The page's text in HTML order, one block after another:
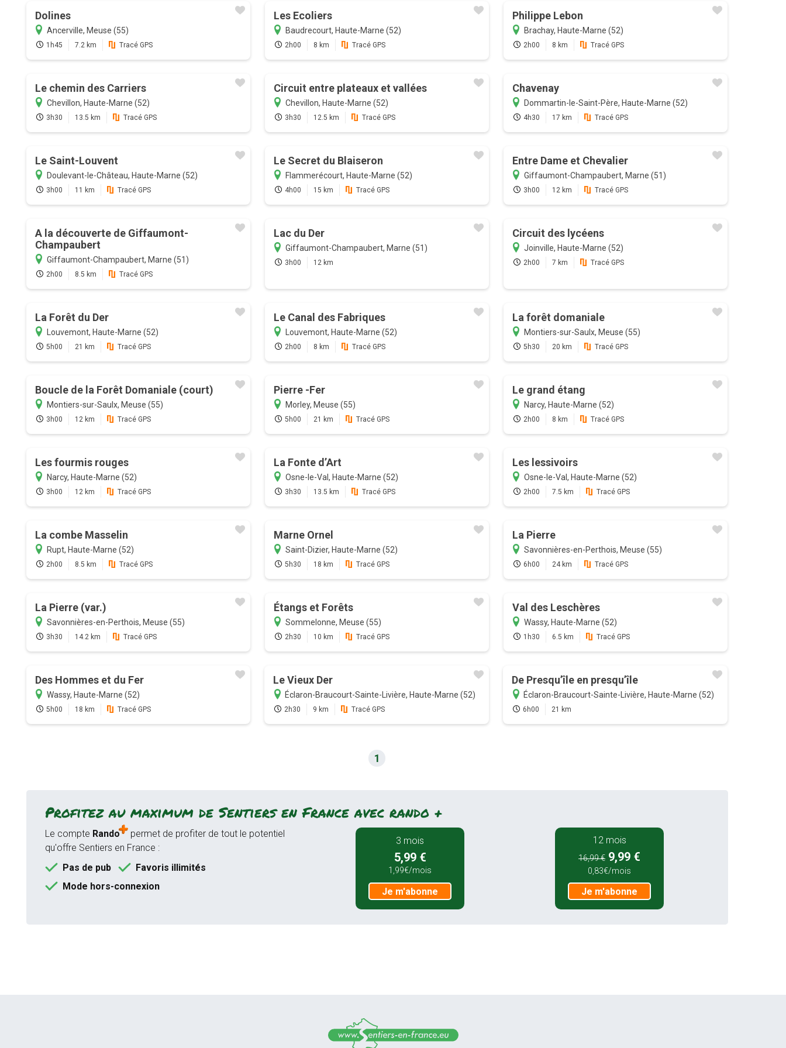
Dolines
Ancerville, Meuse (55)
1h45 7.2 km Tracé GPS
Les Ecoliers
Baudrecourt, Haute-Marne (52)
2h00 8 km Tracé GPS
Philippe Lebon
Brachay, Haute-Marne (52)
2h00 8 km Tracé GPS
Le chemin des Carriers
Chevillon, Haute-Marne (52)
3h30 13.5 km Tracé GPS
Circuit entre plateaux et vallées
Chevillon, Haute-Marne (52)
3h30 12.5 km Tracé GPS
Chavenay
Dommartin-le-Saint-Père, Haute-Marne (52)
4h30 17 km Tracé GPS
Le Saint-Louvent
Doulevant-le-Château, Haute-Marne (52)
3h00 11 km Tracé GPS
Le Secret du Blaiseron
Flammerécourt, Haute-Marne (52)
4h00 15 km Tracé GPS
Entre Dame et Chevalier
Giffaumont-Champaubert, Marne (51)
3h00 12 km Tracé GPS
A la découverte de Giffaumont-
Champaubert
Giffaumont-Champaubert, Marne (51)
2h00 8.5 km Tracé GPS
Lac du Der
Giffaumont-Champaubert, Marne (51)
3h00 12 km
Circuit des lycéens
Joinville, Haute-Marne (52)
2h00 7 km Tracé GPS
La Forêt du Der
Louvemont, Haute-Marne (52)
5h00 21 km Tracé GPS
Le Canal des Fabriques
Louvemont, Haute-Marne (52)
2h00 8 km Tracé GPS
La forêt domaniale
Montiers-sur-Saulx, Meuse (55)
5h30 20 km Tracé GPS
Boucle de la Forêt Domaniale (court)
Montiers-sur-Saulx, Meuse (55)
3h00 12 km Tracé GPS
Pierre -Fer
Morley, Meuse (55)
5h00 21 km Tracé GPS
Le grand étang
Narcy, Haute-Marne (52)
2h00 8 km Tracé GPS
Les fourmis rouges
Narcy, Haute-Marne (52)
3h00 12 km Tracé GPS
La Fonte d’Art
Osne-le-Val, Haute-Marne (52)
3h30 13.5 km Tracé GPS
Les lessivoirs
Osne-le-Val, Haute-Marne (52)
2h00 7.5 km Tracé GPS
La combe Masselin
Rupt, Haute-Marne (52)
2h00 8.5 km Tracé GPS
Marne Ornel
Saint-Dizier, Haute-Marne (52)
5h30 18 km Tracé GPS
La Pierre
Savonnières-en-Perthois, Meuse (55)
6h00 24 km Tracé GPS
La Pierre (var.)
Savonnières-en-Perthois, Meuse (55)
3h30 14.2 km Tracé GPS
Étangs et Forêts
Sommelonne, Meuse (55)
2h30 10 km Tracé GPS
Val des Leschères
Wassy, Haute-Marne (52)
1h30 6.5 km Tracé GPS
Des Hommes et du Fer
Wassy, Haute-Marne (52)
5h00 18 km Tracé GPS
Le Vieux Der
Éclaron-Braucourt-Sainte-Livière, Haute-Marne (52)
2h30 9 km Tracé GPS
De Presqu’île en presqu’île
Éclaron-Braucourt-Sainte-Livière, Haute-Marne (52)
6h00 21 km
1
Profitez au maximum de Sentiers en France avec rando +
Le compte Rando
permet de profiter de tout le potentiel
qu'offre Sentiers en France :
Pas de pub
Favoris illimités
Mode hors-connexion
3 mois
5,99 €
1,99€/mois
Je m'abonne
12 mois
16,99 € 9,99 €
0,83€/mois
Je m'abonne